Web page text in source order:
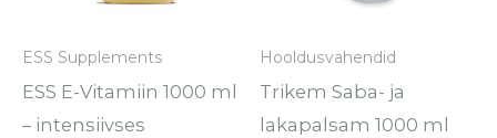
ESS Supplements
ESS E-Vitamiin 1000 ml
– intensiivses
Hooldusvahendid
Trikem Saba- ja
lakapalsam 1000 ml